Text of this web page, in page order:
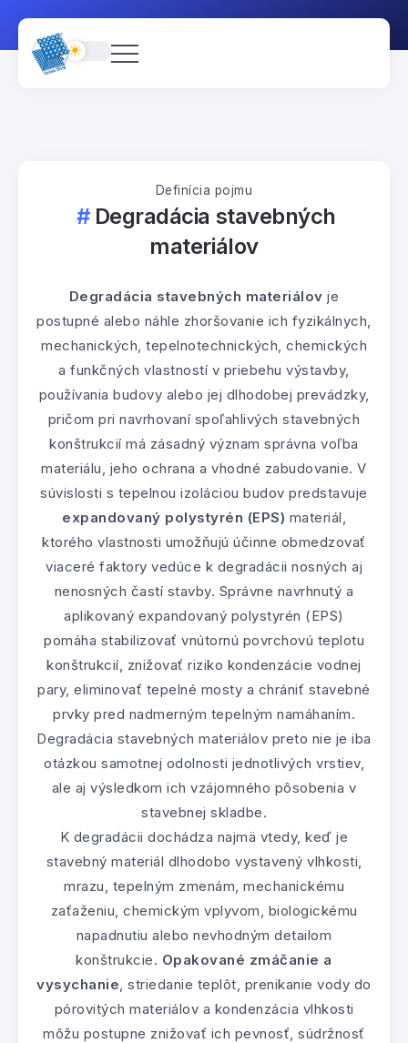
Definícia pojmu
Degradácia stavebných
materiálov
Degradácia stavebných materiálov je
postupné alebo náhle zhoršovanie ich fyzikálnych,
mechanických, tepelnotechnických, chemických
a funkčných vlastností v priebehu výstavby,
používania budovy alebo jej dlhodobej prevádzky,
pričom pri navrhovaní spoľahlivých stavebných
konštrukcií má zásadný význam správna voľba
materiálu, jeho ochrana a vhodné zabudovanie. V
súvislosti s tepelnou izoláciou budov predstavuje
expandovaný polystyrén (EPS) materiál,
ktorého vlastnosti umožňujú účinne obmedzovať
viaceré faktory vedúce k degradácii nosných aj
nenosných častí stavby. Správne navrhnutý a
aplikovaný expandovaný polystyrén (EPS)
pomáha stabilizovať vnútornú povrchovú teplotu
konštrukcií, znižovať riziko kondenzácie vodnej
pary, eliminovať tepelné mosty a chrániť stavebné
prvky pred nadmerným tepelným namáhaním.
Degradácia stavebných materiálov preto nie je iba
otázkou samotnej odolnosti jednotlivých vrstiev,
ale aj výsledkom ich vzájomného pôsobenia v
stavebnej skladbe.
K degradácii dochádza najmä vtedy, keď je
stavebný materiál dlhodobo vystavený vlhkosti,
mrazu, tepelným zmenám, mechanickému
zaťaženiu, chemickým vplyvom, biologickému
napadnutiu alebo nevhodným detailom
konštrukcie. Opakované zmáčanie a
vysychanie, striedanie teplôt, prenikanie vody do
pórovitých materiálov a kondenzácia vlhkosti
môžu postupne znižovať ich pevnosť, súdržnosť